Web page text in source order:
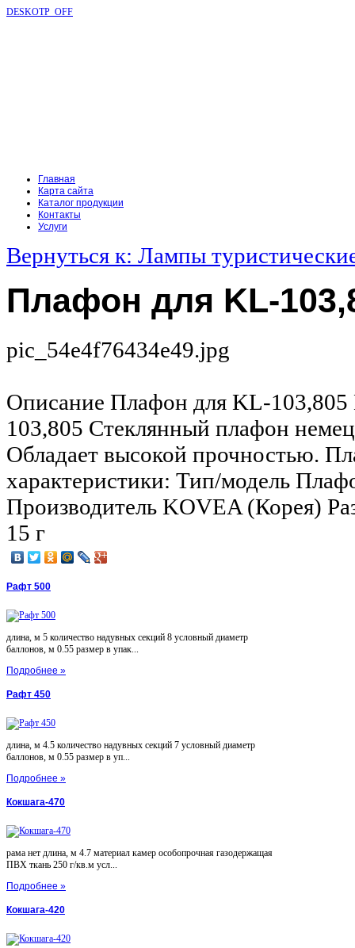
DESKOTP_OFF
Главная
Карта сайта
Каталог продукции
Контакты
Услуги
Вернуться к: Лампы
Плафон для KL-
pic_54e4f76434e49.jpg
Описание Плафон для KL-
103,805 Стеклянный плафон
Обладает высокой прочностью.
характеристики: Тип/модель
Производитель KOVEA (Корея)
15 г
Рафт 500
длина, м 5 количество надувных секций 8 условный диаметр
баллонов, м 0.55 размер в упак...
Подробнее »
Рафт 450
длина, м 4.5 количество надувных секций 7 условный диаметр
баллонов, м 0.55 размер в уп...
Подробнее »
Кокшага-470
рама нет длина, м 4.7 материал камер особопрочная газодержащая
ПВХ ткань 250 г/кв.м усл...
Подробнее »
Кокшага-420